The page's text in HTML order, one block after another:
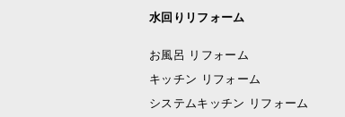
水回りリフォーム
お風呂 リフォーム
キッチン リフォーム
システムキッチン リフォーム